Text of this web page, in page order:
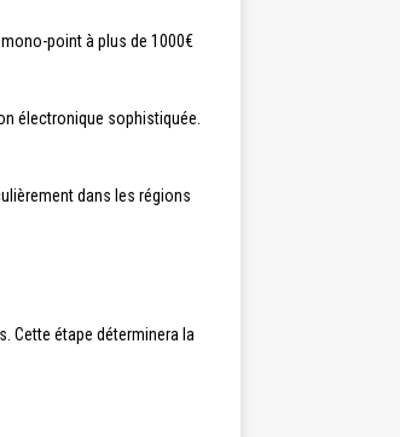
point à plus de 1000€
électronique sophistiquée.
dans les régions
Cette étape déterminera la